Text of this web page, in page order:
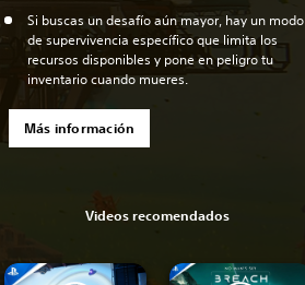
Si buscas un desafío aún mayor, hay un modo
de supervivencia específico que limita los
recursos disponibles y pone en peligro tu
inventario cuando mueres.
Más información
Videos recomendados